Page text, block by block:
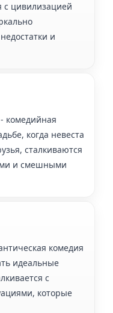
с цивилизацией
и
комедийная
когда невеста
сталкиваются
и смешными
комедия
идеальные
с
которые